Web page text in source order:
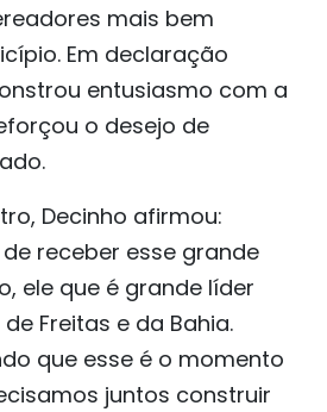
mais bem
Em declaração
entusiasmo com a
o desejo de
Decinho afirmou:
receber esse grande
ele que é grande líder
Freitas e da Bahia.
que esse é o momento
juntos construir